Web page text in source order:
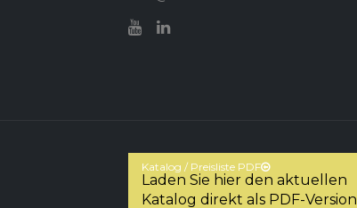
Katalog / Preisliste PDF
Laden Sie hier den aktuellen
Katalog direkt als PDF-Version